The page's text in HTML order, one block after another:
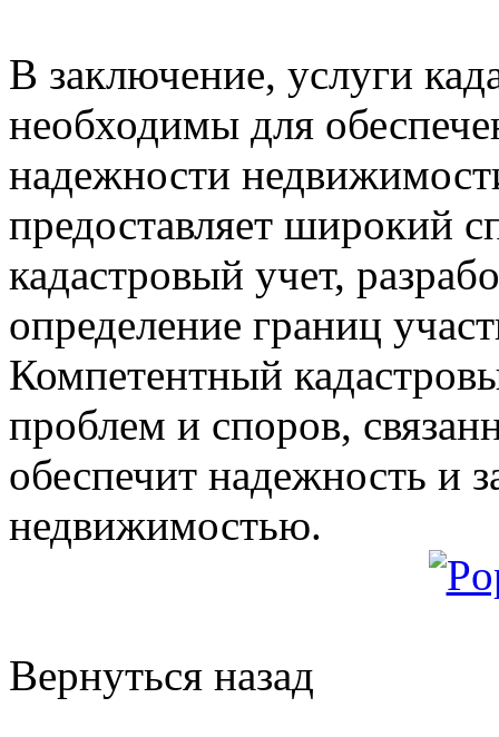
В заключение, услуги
необходимы для
надежности
предоставляет широкий
кадастровый учет,
определение границ
Компетентный
проблем и споров,
обеспечит надежность и
недвижимостью.
Вернуться назад